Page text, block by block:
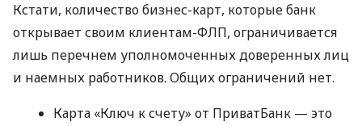
Кстати, количество бизнес-карт, которые банк
открывает своим клиентам-ФЛП, ограничивается
лишь перечнем уполномоченных доверенных лиц
и наемных работников. Общих ограничений нет.
Карта «Ключ к счету» от ПриватБанк — это